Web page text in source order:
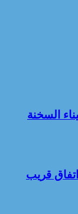
السخنة
قريب